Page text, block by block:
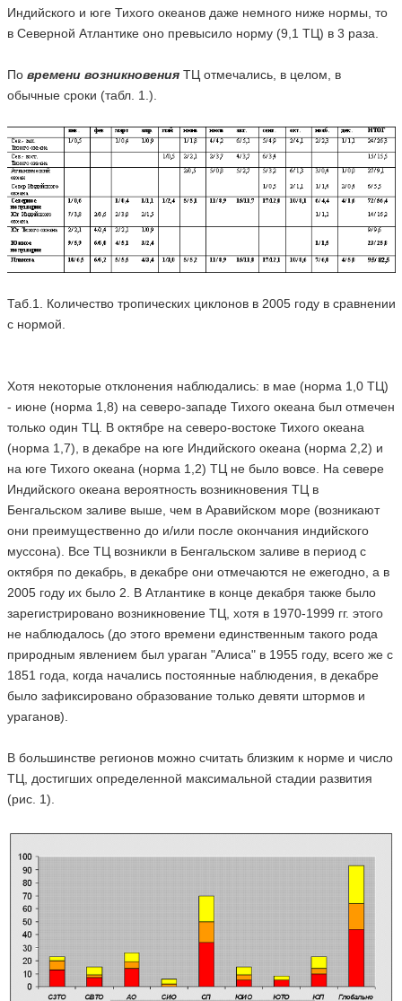
Индийского и юге Тихого океанов даже немного ниже нормы, то
в Северной Атлантике оно превысило норму (9,1 ТЦ) в 3 раза.
По времени возникновенияТЦ отмечались, в целом, в
обычные сроки (табл. 1.).
Таб.1. Количество тропических циклонов в 2005 году в сравнении
с нормой.
Хотя некоторые отклонения наблюдались: в мае (норма 1,0 ТЦ)
- июне (норма 1,8) на северо-западе Тихого океана был отмечен
только один ТЦ. В октябре на северо-востоке Тихого океана
(норма 1,7), в декабре на юге Индийского океана (норма 2,2) и
на юге Тихого океана (норма 1,2) ТЦ не было вовсе. На севере
Индийского океана вероятность возникновения ТЦ в
Бенгальском заливе выше, чем в Аравийском море (возникают
они преимущественно до и/или после окончания индийского
муссона). Все ТЦ возникли в Бенгальском заливе в период с
октября по декабрь, в декабре они отмечаются не ежегодно, а в
2005 году их было 2. В Атлантике в конце декабря также было
зарегистрировано возникновение ТЦ, хотя в 1970-1999 гг. этого
не наблюдалось (до этого времени единственным такого рода
природным явлением был ураган "Алиса" в 1955 году, всего же с
1851 года, когда начались постоянные наблюдения, в декабре
было зафиксировано образование только девяти штормов и
ураганов).
В большинстве регионов можно считать близким к норме и число
ТЦ, достигших определенной максимальной стадии развития
(рис. 1).